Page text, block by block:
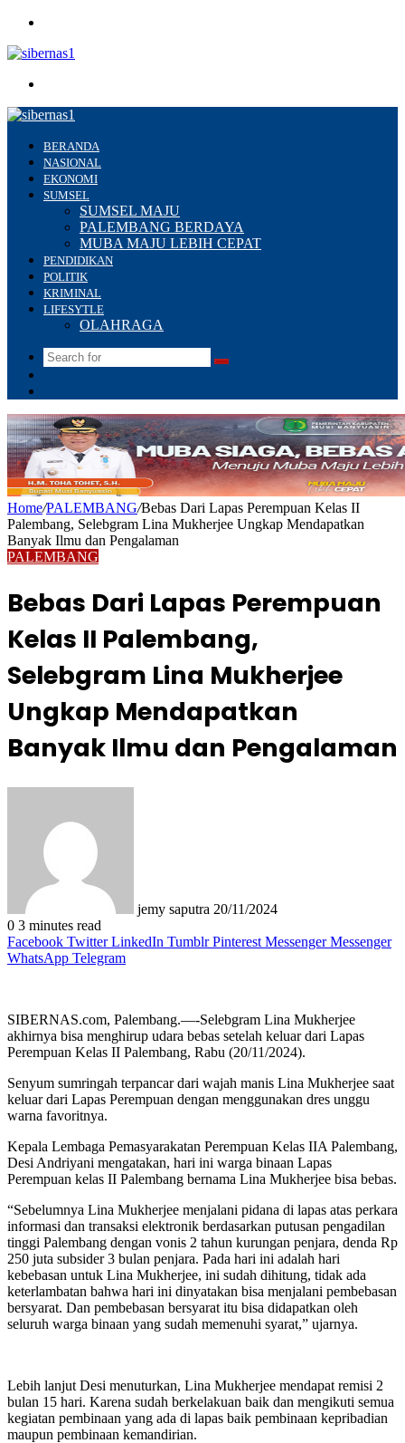
BERANDA
NASIONAL
EKONOMI
SUMSEL
SUMSEL MAJU
PALEMBANG BERDAYA
MUBA MAJU LEBIH CEPAT
PENDIDIKAN
POLITIK
KRIMINAL
LIFESYTLE
OLAHRAGA
Search
Home/PALEMBANG/Bebas Dari Lapas Perempuan Kelas II
Palembang, Selebgram Lina Mukherjee Ungkap Mendapatkan
Banyak Ilmu dan Pengalaman
PALEMBANG
Bebas Dari Lapas Perempuan
Kelas II Palembang,
Selebgram Lina Mukherjee
Ungkap Mendapatkan
Banyak Ilmu dan Pengalaman
jemy saputra 20/11/2024
0 3 minutes read
Facebook Twitter LinkedIn Tumblr Pinterest Messenger Messenger
WhatsApp Telegram
SIBERNAS.com, Palembang.—-Selebgram Lina Mukherjee
akhirnya bisa menghirup udara bebas setelah keluar dari Lapas
Perempuan Kelas II Palembang, Rabu (20/11/2024).
Senyum sumringah terpancar dari wajah manis Lina Mukherjee saat
keluar dari Lapas Perempuan dengan menggunakan dres unggu
warna favoritnya.
Kepala Lembaga Pemasyarakatan Perempuan Kelas IIA Palembang,
Desi Andriyani mengatakan, hari ini warga binaan Lapas
Perempuan kelas II Palembang bernama Lina Mukherjee bisa bebas.
“Sebelumnya Lina Mukherjee menjalani pidana di lapas atas perkara
informasi dan transaksi elektronik berdasarkan putusan pengadilan
tinggi Palembang dengan vonis 2 tahun kurungan penjara, denda Rp
250 juta subsider 3 bulan penjara. Pada hari ini adalah hari
kebebasan untuk Lina Mukherjee, ini sudah dihitung, tidak ada
keterlambatan bahwa hari ini dinyatakan bisa menjalani pembebasan
bersyarat. Dan pembebasan bersyarat itu bisa didapatkan oleh
seluruh warga binaan yang sudah memenuhi syarat,” ujarnya.
Lebih lanjut Desi menuturkan, Lina Mukherjee mendapat remisi 2
bulan 15 hari. Karena sudah berkelakuan baik dan mengikuti semua
kegiatan pembinaan yang ada di lapas baik pembinaan kepribadian
maupun pembinaan kemandirian.